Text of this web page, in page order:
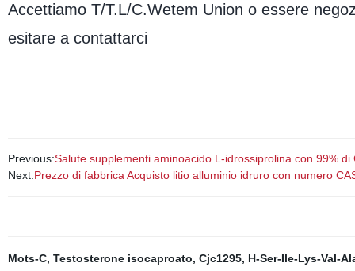
Accettiamo T/T.L/C.Wetem Union o essere
esitare a contattarci
Previous:Salute supplementi aminoacido L-idrossiprolina con 99%
Next:Prezzo di fabbrica Acquisto litio alluminio idruro con numero
Mots-C, Testosterone isocaproato, Cjc1295, H-Ser-Ile-Lys-Val-